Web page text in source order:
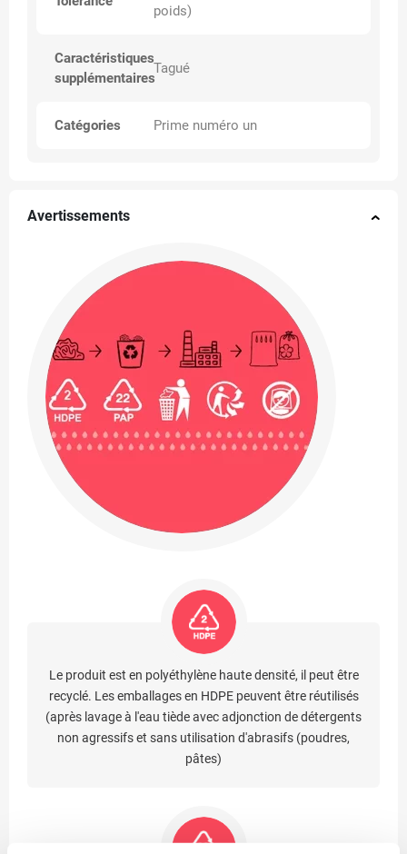
poids)
Caractéristiques
supplémentaires
Tagué
Catégories Prime numéro un
Avertissements
Le produit est en polyéthylène haute densité, il peut être
recyclé. Les emballages en HDPE peuvent être réutilisés
(après lavage à l'eau tiède avec adjonction de détergents
non agressifs et sans utilisation d'abrasifs (poudres,
pâtes)